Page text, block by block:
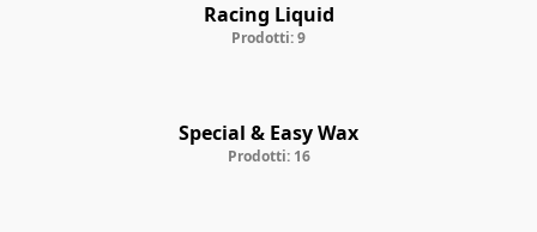
Racing Liquid
Prodotti: 9
Special & Easy Wax
Prodotti: 16